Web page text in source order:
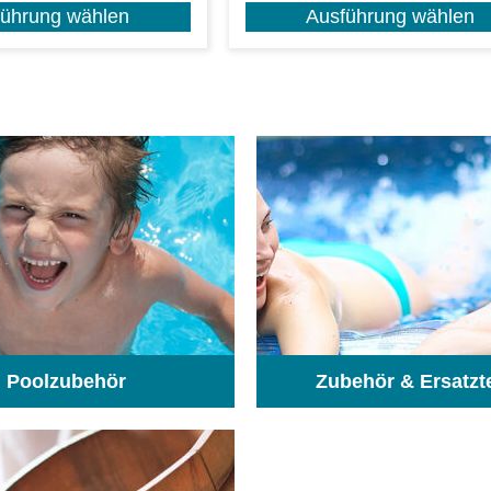
wählen Ausführung wählen
Poolzubehör Zubehör &